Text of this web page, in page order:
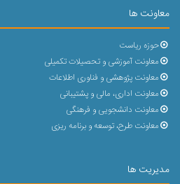
معاونت ها
حوزه ریاست
معاونت آموزشی و تحصیلات تکمیلی
معاونت پژوهشی و فناوری اطلاعات
معاونت اداری، مالی و پشتیبانی
معاونت دانشجویی و فرهنگی
معاونت طرح، توسعه و برنامه ریزی
مدیریت ها